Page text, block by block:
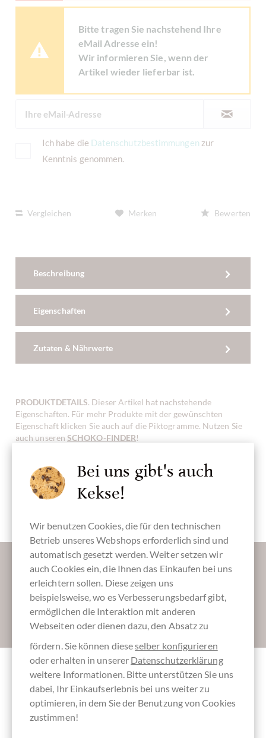
Bitte tragen Sie nachstehend Ihre
eMail Adresse ein!
Wir informieren Sie, wenn der
Artikel wieder lieferbar ist.
Ich habe die Datenschutzbestimmungen zur
Kenntnis genommen.
Vergleichen Merken Bewerten
Beschreibung
Eigenschaften
Zutaten & Nährwerte
PRODUKTDETAILS. Dieser Artikel hat nachstehende
Eigenschaften. Für mehr Produkte mit der gewünschten
Eigenschaft klicken Sie auch auf die Piktogramme. Nutzen Sie
auch unserenSCHOKO-FINDER!
vegane
Lassen Sie uns Ihren Posteingang versüßen:
Absenden
Andere Kunden bewerteten Vegan Paket No
1 - vegane weiße Schokolade
Bei uns gibt's auch
Kekse!
Wir benutzen Cookies, die für den technischen
Betrieb unseres Webshops erforderlich sind und
automatisch gesetzt werden. Weiter setzen wir
auch Cookies ein, die Ihnen das Einkaufen bei uns
erleichtern sollen. Diese zeigen uns
beispielsweise, wo es Verbesserungsbedarf gibt,
ermöglichen die Interaktion mit anderen
Webseiten oder dienen dazu, den Absatz zu
fördern. Sie können dieseselber konfigurieren
oder erhalten in unserer Datenschutzerklärung
weitere Informationen. Bitte unterstützen Sie uns
dabei, Ihr Einkaufserlebnis bei uns weiter zu
optimieren, in dem Sie der Benutzung von Cookies
zustimmen!